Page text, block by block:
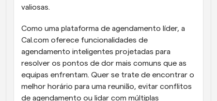
valiosas.
Como uma plataforma de agendamento líder, a
Cal.com oferece funcionalidades de
agendamento inteligentes projetadas para
resolver os pontos de dor mais comuns que as
equipas enfrentam. Quer se trate de encontrar o
melhor horário para uma reunião, evitar conflitos
de agendamento ou lidar com múltiplas